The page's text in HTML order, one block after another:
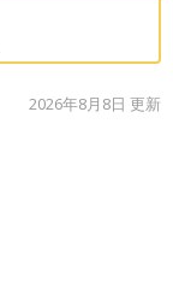
2026年8月8日 更新